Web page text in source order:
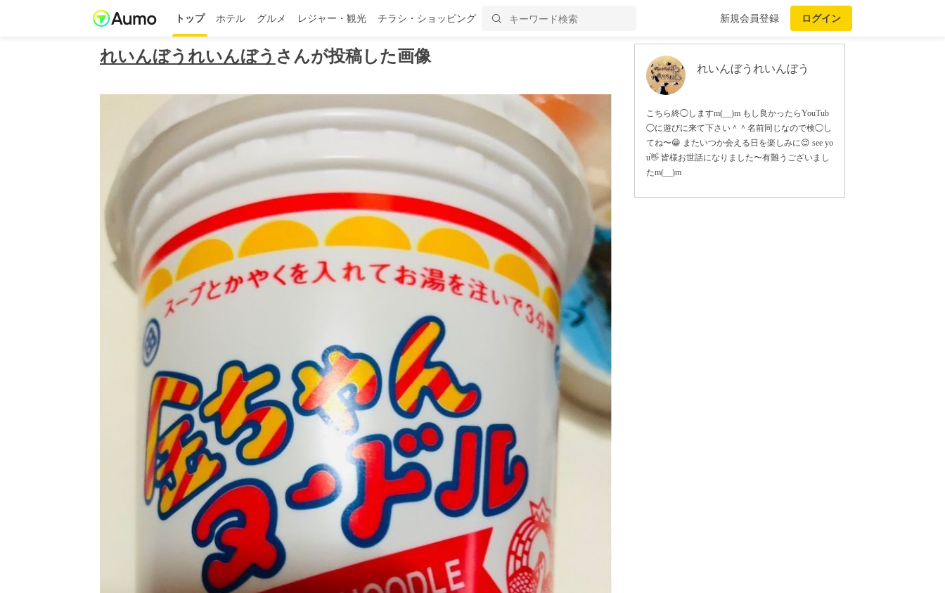
トップ ホテル グルメ レジャー・観光 チラシ・ショッピング 新規会員登録 ログイン
れいんぼうれいんぼう さんが投稿した画像
れいんぼうれいんぼう
こちら終◯しますm(__)m もし良かったらYouTub
◯に遊びに来て下さい＾＾名前同じなので検◯し
てね〜😁 またいつか会える日を楽しみに😌 see yo
u👋 皆様お世話になりました〜有難うございまし
たm(__)m